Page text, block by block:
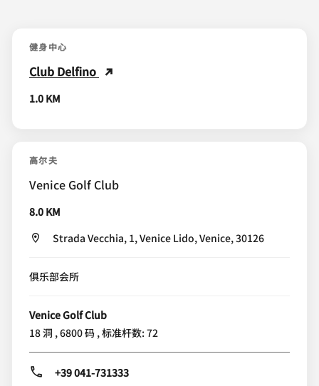
健身中心
Club Delfino
1.0 KM
高尔夫
Venice Golf Club
8.0 KM
Strada Vecchia, 1, Venice Lido, Venice, 30126
俱乐部会所
Venice Golf Club
18 洞 , 6800 码 , 标准杆数: 72
+39 041-731333